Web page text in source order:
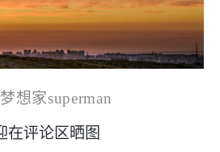
想家superman
在评论区晒图